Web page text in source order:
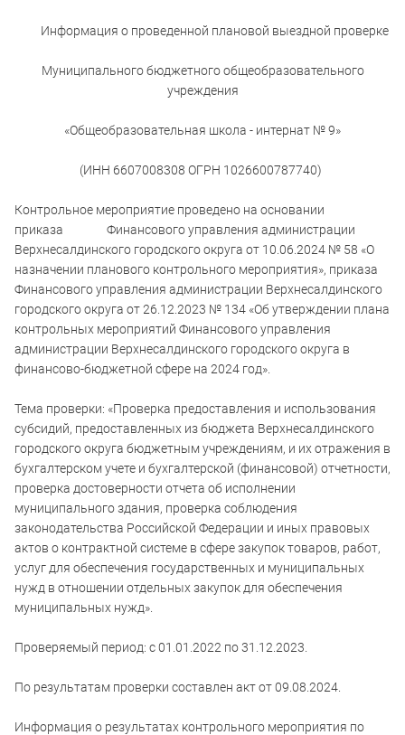
Информация о проведенной плановой выездной проверке
Муниципального бюджетного общеобразовательного
учреждения
«Общеобразовательная школа - интернат № 9»
(ИНН 6607008308 ОГРН 1026600787740)
Контрольное мероприятие проведено на основании
приказа Финансового управления администрации
Верхнесалдинского городского округа от 10.06.2024 № 58 «О
назначении планового контрольного мероприятия», приказа
Финансового управления администрации Верхнесалдинского
городского округа от 26.12.2023 № 134 «Об утверждении плана
контрольных мероприятий Финансового управления
администрации Верхнесалдинского городского округа в
финансово-бюджетной сфере на 2024 год».
Тема проверки: «Проверка предоставления и использования
субсидий, предоставленных из бюджета Верхнесалдинского
городского округа бюджетным учреждениям, и их отражения в
бухгалтерском учете и бухгалтерской (финансовой) отчетности,
проверка достоверности отчета об исполнении
муниципального здания, проверка соблюдения
законодательства Российской Федерации и иных правовых
актов о контрактной системе в сфере закупок товаров, работ,
услуг для обеспечения государственных и муниципальных
нужд в отношении отдельных закупок для обеспечения
муниципальных нужд».
Проверяемый период: с 01.01.2022 по 31.12.2023.
По результатам проверки составлен акт от 09.08.2024.
Информация о результатах контрольного мероприятия по